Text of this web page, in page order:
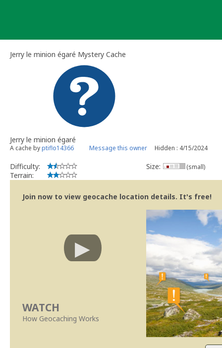
Jerry le minion égaré Mystery Cache
Jerry le minion égaré
A cache byptiflo14366 Message this owner Hidden : 4/15/2024
Difficulty:
Terrain:
Size: (small)
Join now to view geocache location details. It's free!
WATCH
How Geocaching Works